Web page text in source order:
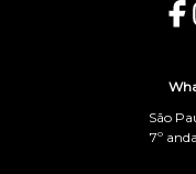
São
7º